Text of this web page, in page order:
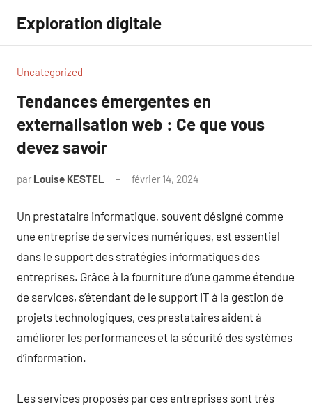
contenu
Exploration digitale
Uncategorized
Tendances émergentes en
externalisation web : Ce que vous
devez savoir
par Louise KESTEL février 14, 2024
Un prestataire informatique, souvent désigné comme
une entreprise de services numériques, est essentiel
dans le support des stratégies informatiques des
entreprises. Grâce à la fourniture d’une gamme étendue
de services, s’étendant de le support IT à la gestion de
projets technologiques, ces prestataires aident à
améliorer les performances et la sécurité des systèmes
d’information.
Les services proposés par ces entreprises sont très